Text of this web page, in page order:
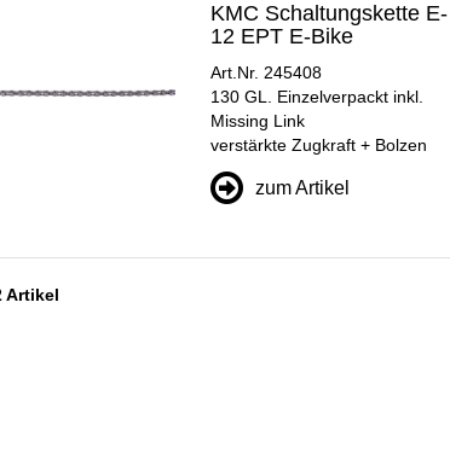
KMC Schaltungskette E-
12 EPT E-Bike
Art.Nr. 245408
130 GL. Einzelverpackt inkl.
Missing Link
verstärkte Zugkraft + Bolzen
zum Artikel
Artikel